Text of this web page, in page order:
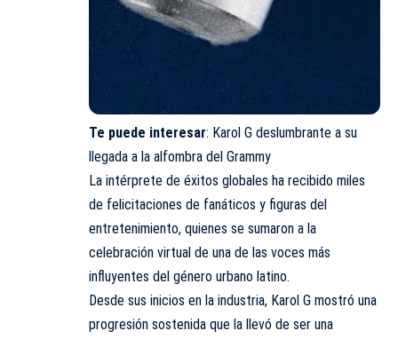
Te puede interesar: Karol G deslumbrante a su
llegada a la alfombra del Grammy
La intérprete de éxitos globales ha recibido miles
de felicitaciones de fanáticos y figuras del
entretenimiento, quienes se sumaron a la
celebración virtual de una de las voces más
influyentes del género urbano latino.
Desde sus inicios en la industria, Karol G mostró una
progresión sostenida que la llevó de ser una